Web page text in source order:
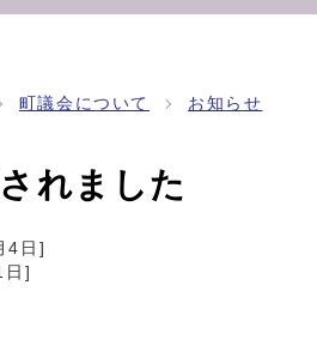
町議会について お知らせ
れました
4日 ]
]